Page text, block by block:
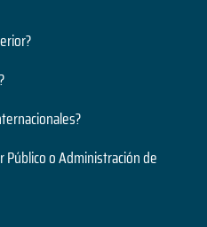
Público o Administración de